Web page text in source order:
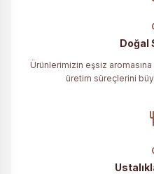
Doğal
Ürünlerimizin eşsiz
üretim süreçlerini